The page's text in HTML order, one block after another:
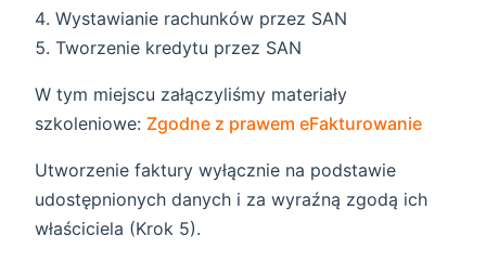
Wystawianie rachunków przez SAN
Tworzenie kredytu przez SAN
W tym miejscu załączyliśmy materiały
szkoleniowe: Zgodne z prawem eFakturowanie
Utworzenie faktury wyłącznie na podstawie
udostępnionych danych i za wyraźną zgodą ich
właściciela (Krok 5).